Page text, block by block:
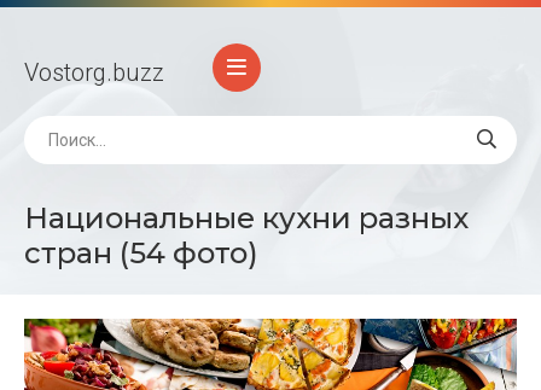
Vostorg.buzz
Национальные кухни разных
стран (54 фото)